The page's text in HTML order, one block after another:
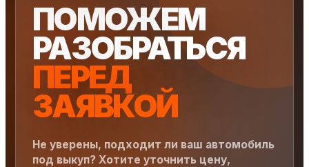
ПОМОЖЕМ
РАЗОБРАТЬСЯ
ПЕРЕД
ЗАЯВКОЙ
Не уверены, подходит ли ваш автомобиль
под выкуп? Хотите уточнить цену,